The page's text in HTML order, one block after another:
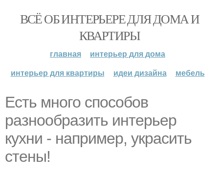
ВСЁ ОБ ИНТЕРЬЕРЕ ДЛЯ ДОМА И
КВАРТИРЫ
главная
интерьер для дома
интерьер для квартиры
идеи дизайна мебель
Есть много способов
разнообразить интерьер
кухни - например, украсить
стены!